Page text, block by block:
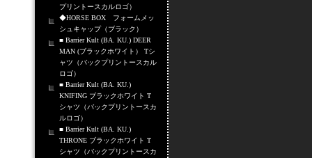
プリントースカルロゴ）
◆HORSE BOX フォームメッ
シュキャップ（ブラック）
■ Barrier Kult (BA. KU.) DEER
MAN (ブラックホワイト） Tシ
ャツ（バックプリントースカル
ロゴ）
■ Barrier Kult (BA. KU.)
KNIFING ブラックホワイト T
シャツ（バックプリントースカ
ルロゴ）
■ Barrier Kult (BA. KU.)
THRONE ブラックホワイト T
シャツ（バックプリントースカ